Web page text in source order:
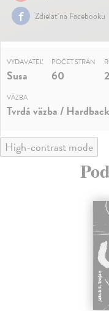
Zdielať na Facebooku
VYDAVATEĽ
Susa
POČET STRÁN
60
VÄZBA
Tvrdá väzba / Hardback
High-contrast mode